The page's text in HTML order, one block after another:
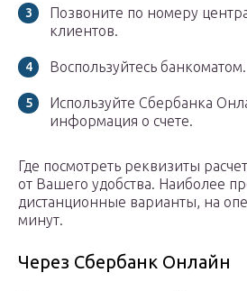
Позвоните по номеру
клиентов.
Воспользуйтесь банкоматом.
Используйте Сбербанка
информация о счете.
Где посмотреть реквизиты
от Вашего удобства. Наиболее
дистанционные варианты, на
минут.
Через Сбербанк Онлайн